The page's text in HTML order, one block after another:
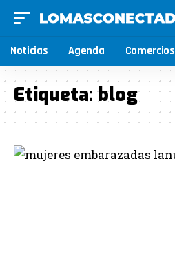
Noticias Agenda Comercios
Etiqueta:blog